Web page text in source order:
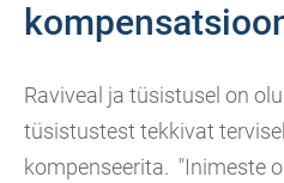
Raviveal ja tüsistusel on
tüsistustest tekkivat
kompenseerita. "Inimeste